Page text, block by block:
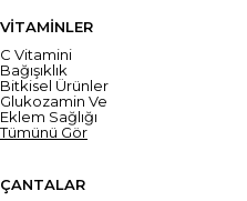
VİTAMİNLER
C Vitamini
Bağışıklık
Bitkisel Ürünler
Glukozamin Ve
Eklem Sağlığı
Tümünü Gör
ÇANTALAR